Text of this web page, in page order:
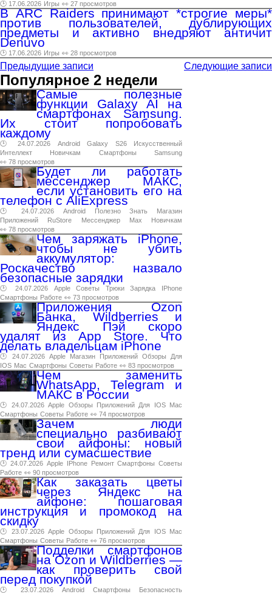
🕑 17.06.2026 Игры 👀 27 просмотров
В ARC Raiders принимают *строгие меры*
против пользователей, дублирующих
предметы и активно внедряют античит
Denuvo
🕑 17.06.2026 Игры 👀 28 просмотров
Предыдущие записи Следующие записи
Популярное 2 недели
Самые полезные
функции Galaxy AI на
смартфонах Samsung.
Их стоит попробовать
каждому
🕑 24.07.2026 Android Galaxy S26
Искусственный
Интеллект
Новичкам Смартфоны
Samsung
👀 78 просмотров
Будет ли работать
мессенджер МАКС,
если установить его на
телефон с AliExpress
🕑 24.07.2026 Android Полезно Знать
Магазин
Приложений
RuStore Мессенджер Max
Новичкам
👀 78 просмотров
Чем заряжать iPhone,
чтобы не убить
аккумулятор:
Роскачество назвало
безопасные зарядки
🕑 24.07.2026 Apple Советы Трюки Зарядка
IPhone
Смартфоны Работе 👀 73 просмотров
Приложения Ozon
Банка, Wildberries и
Яндекс Пэй скоро
удалят из App Store. Что
делать владельцам iPhone
🕑 24.07.2026 Apple Магазин Приложений Обзоры
Для
IOS Mac Смартфоны Советы Работе 👀 83 просмотров
Чем заменить
WhatsApp, Telegram и
МАКС в России
🕑 24.07.2026 Apple Обзоры Приложений Для IOS
Mac
Смартфоны Советы Работе 👀 74 просмотров
Зачем люди
специально разбивают
свои айфоны: новый
тренд или сумасшествие
🕑 24.07.2026 Apple IPhone Ремонт Смартфоны Советы
Работе 👀 90 просмотров
Как заказать цветы
через Яндекс на
айфоне: пошаговая
инструкция и промокод на
скидку
🕑 23.07.2026 Apple Обзоры Приложений Для IOS
Mac
Смартфоны Советы Работе 👀 76 просмотров
Подделки смартфонов
на Ozon и Wildberries —
как проверить свой
перед покупкой
🕑 23.07.2026 Android Смартфоны
Безопасность